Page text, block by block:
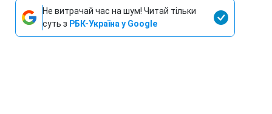
Не витрачай час на шум! Читай тільки
суть з РБК-Україна у Google